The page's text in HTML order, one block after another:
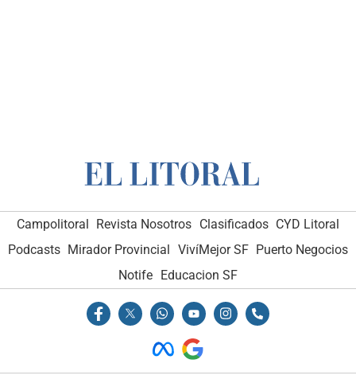
Campolitoral Revista Nosotros Clasificados CYD Litoral
Podcasts Mirador Provincial VivíMejor SF Puerto Negocios
Notife Educacion SF